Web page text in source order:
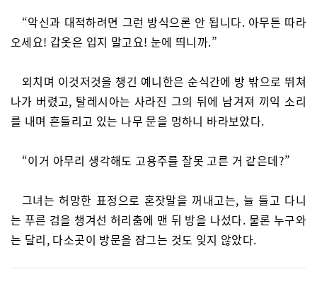
“악신과 대적하려면 그런 방식으론 안 됩니다. 아무튼 따라
오세요! 갑옷은 입지 말고요! 눈에 띄니까.”
외치며 이것저것을 챙긴 예니한은 순식간에 방 밖으로 뛰쳐
나가 버렸고, 탈레시아는 사라진 그의 뒤에 남겨져 끼익 소리
를 내며 흔들리고 있는 나무 문을 멍하니 바라보았다.
“이거 아무리 생각해도 고용주를 잘못 고른 거 같은데?”
그녀는 허망한 표정으로 혼잣말을 꺼내고는, 늘 들고 다니
는 푸른 검을 챙겨선 허리춤에 맨 뒤 방을 나섰다. 물론 누구와
는 달리, 다소곳이 방문을 잠그는 것도 잊지 않았다.